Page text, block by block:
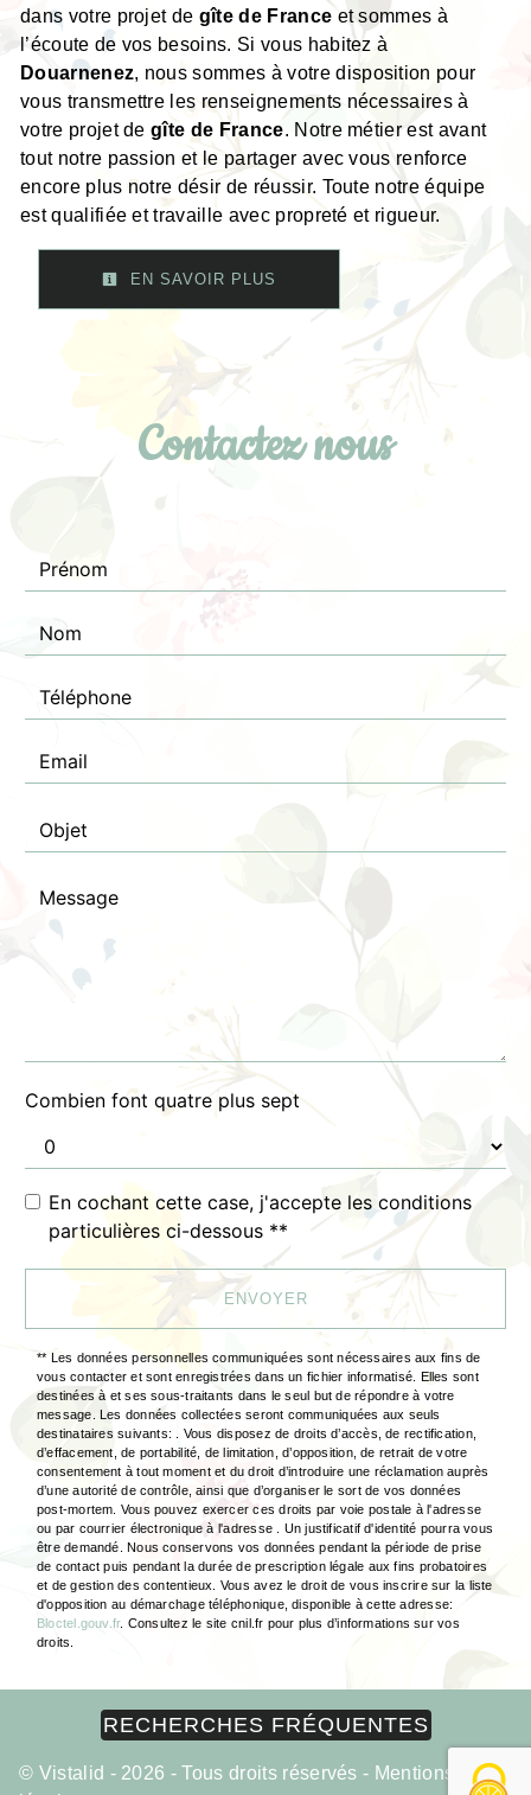
dans votre projet de gîte de France et sommes à
l’écoute de vos besoins. Si vous habitez à
Douarnenez, nous sommes à votre disposition pour
vous transmettre les renseignements nécessaires à
votre projet degîte de France. Notre métier est avant
tout notre passion et le partager avec vous renforce
encore plus notre désir de réussir. Toute notre équipe
est qualifiée et travaille avec propreté et rigueur.
EN SAVOIR PLUS
Contactez nous
Combien font quatre plus sept
En cochant cette case, j'accepte les conditions
particulières ci-dessous **
ENVOYER
** Les données personnelles communiquées sont nécessaires aux fins de
vous contacter et sont enregistrées dans un fichier informatisé. Elles sont
destinées à et ses sous-traitants dans le seul but de répondre à votre
message. Les données collectées seront communiquées aux seuls
destinataires suivants: . Vous disposez de droits d’accès, de rectification,
d’effacement, de portabilité, de limitation, d’opposition, de retrait de votre
consentement à tout moment et du droit d’introduire une réclamation auprès
d’une autorité de contrôle, ainsi que d’organiser le sort de vos données
post-mortem. Vous pouvez exercer ces droits par voie postale à l'adresse
ou par courrier électronique à l'adresse . Un justificatif d'identité pourra vous
être demandé. Nous conservons vos données pendant la période de prise
de contact puis pendant la durée de prescription légale aux fins probatoires
et de gestion des contentieux. Vous avez le droit de vous inscrire sur la liste
d'opposition au démarchage téléphonique, disponible à cette adresse:
Bloctel.gouv.fr. Consultez le site cnil.fr pour plus d’informations sur vos
droits.
RECHERCHES FRÉQUENTES
© Vistalid - 2026 - Tous droits réservés - Mentions